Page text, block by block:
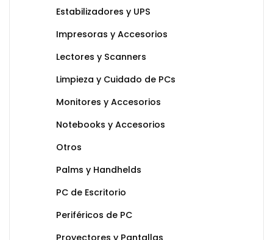
Estabilizadores y UPS
Impresoras y Accesorios
Lectores y Scanners
Limpieza y Cuidado de PCs
Monitores y Accesorios
Notebooks y Accesorios
Otros
Palms y Handhelds
PC de Escritorio
Periféricos de PC